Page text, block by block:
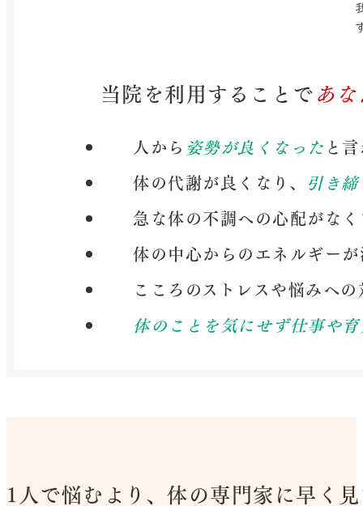
当院を利用することであ
人から 姿勢が良くなった と
体の代謝が良くなり、 引き
急な体の不調への心配がな
体の中心からのエネルギー
こころのストレスや悩みへ
体のことを気にせず仕事や
1人で悩むより、体の専門家に早く